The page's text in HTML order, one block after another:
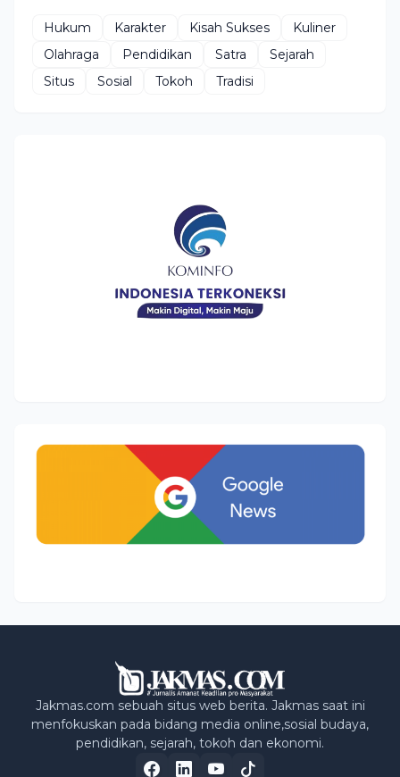
Hukum Karakter Kisah Sukses
Kuliner
Olahraga
Pendidikan Satra
Sejarah
Situs
Sosial Tokoh Tradisi
Jakmas.com sebuah situs web berita. Jakmas saat ini
menfokuskan pada bidang media online,sosial budaya,
pendidikan, sejarah, tokoh dan ekonomi.